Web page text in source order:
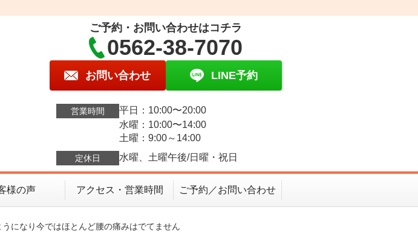
ご予約・お問い合わせはコチラ
0562-38-7070
お問い合わせ LINE予約
営業時間
平日：10:00〜20:00
水曜：10:00〜14:00
土曜：9:00～14:00
定休日 水曜、土曜午後/日曜・祝日
様の声 アクセス・営業時間 ご予約／お問い合わせ
になり今ではほとんど腰の痛みはでてません